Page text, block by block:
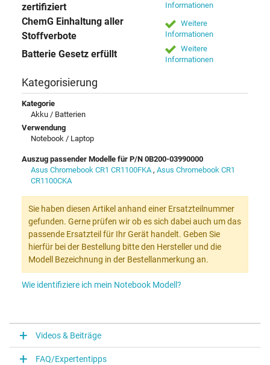
zertifiziert
Informationen
ChemG Einhaltung aller
Stoffverbote
Weitere
Informationen
Batterie Gesetz erfüllt
Weitere
Informationen
Kategorisierung
Kategorie
Akku / Batterien
Verwendung
Notebook / Laptop
Auszug passender Modelle für P/N 0B200-03990000
Asus Chromebook CR1 CR1100FKA, Asus Chromebook CR1
CR1100CKA
Sie haben diesen Artikel anhand einer Ersatzteilnummer
gefunden. Gerne prüfen wir ob es sich dabei auch um das
passende Ersatzteil für Ihr Gerät handelt. Geben Sie
hierfür bei der Bestellung bitte den Hersteller und die
Modell Bezeichnung in der Bestellanmerkung an.
Wie identifiziere ich mein Notebook Modell?
Videos & Beiträge
FAQ/Expertentipps